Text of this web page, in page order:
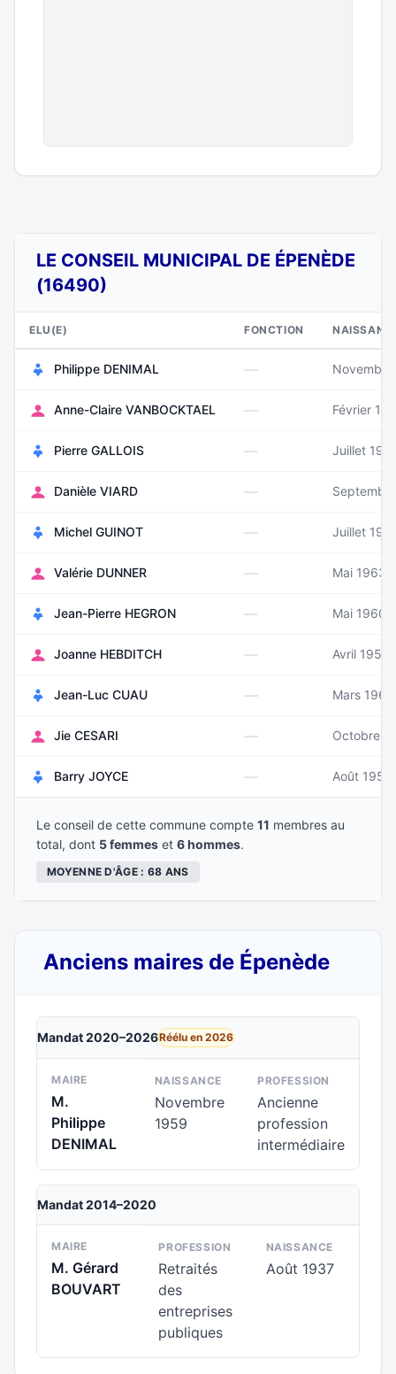
LE CONSEIL MUNICIPAL DE ÉPENÈDE
(16490)
ELU(E) FONCTION
Philippe DENIMAL —
Anne-Claire VANBOCKTAEL — Février
Pierre GALLOIS — Juillet
Danièle VIARD —
Michel GUINOT — Juillet
Valérie DUNNER — Mai 1963
Jean-Pierre HEGRON — Mai 1960
Joanne HEBDITCH — Avril 1959
Jean-Luc CUAU — Mars 1960
Jie CESARI — Octobre
Barry JOYCE — Août 1950
Le conseil de cette commune compte 11 membres au
total, dont 5 femmes et 6 hommes.
MOYENNE D'ÂGE : 68 ANS
Anciens maires de Épenède
Mandat 2020–2026Réélu en 2026
MAIRE
M.
Philippe
DENIMAL
NAISSANCE
Novembre
1959
PROFESSION
Ancienne
profession
intermédiaire
Mandat 2014–2020
MAIRE
M. Gérard
BOUVART
PROFESSION
Retraités
des
entreprises
publiques
NAISSANCE
Août 1937